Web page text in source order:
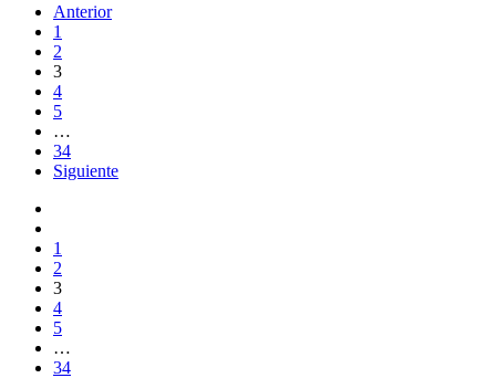
Anterior
1
2
3
4
5
…
34
Siguiente
1
2
3
4
5
…
34